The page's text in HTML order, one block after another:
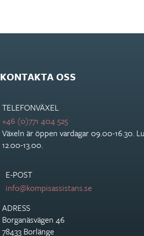
KONTAKTA OSS
TELEFONVÄXEL
+46 (0)771 404 525
Växeln är öppen vardagar 09.00-16.30.
12.00-13.00.
E-POST
info@kompisassistans.se
ADRESS
Borganäsvägen 46
78433 Borlänge